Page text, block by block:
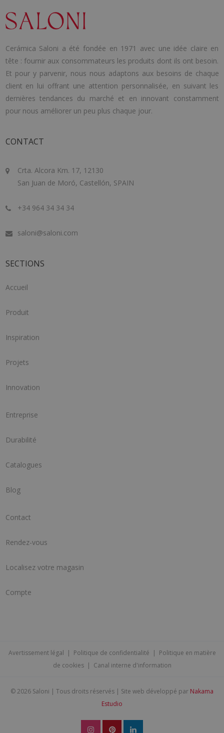
Cerámica Saloni a été fondée en 1971 avec une idée claire en
tête : fournir aux consommateurs les produits dont ils ont besoin.
Et pour y parvenir, nous nous adaptons aux besoins de chaque
client en lui offrant une attention personnalisée, en suivant les
dernières tendances du marché et en innovant constamment
pour nous améliorer un peu plus chaque jour.
CONTACT
Crta. Alcora Km. 17, 12130
San Juan de Moró, Castellón, SPAIN
+34 964 34 34 34
saloni@saloni.com
SECTIONS
Accueil
Produit
Inspiration
Projets
Innovation
Entreprise
Durabilité
Catalogues
Blog
Contact
Rendez-vous
Localisez votre magasin
Compte
Avertissement légal | Politique de confidentialité | Politique en matière
de cookies| Canal interne d'information
©2026 Saloni | Tous droits réservés | Site web développé par Nakama
Estudio